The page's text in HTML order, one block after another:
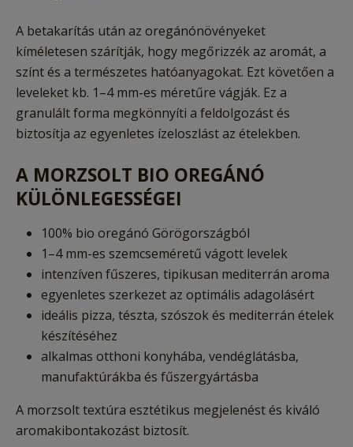
A betakarítás után az oregánónövényeket
kíméletesen szárítják, hogy megőrizzék az aromát, a
színt és a természetes hatóanyagokat. Ezt követően a
leveleket kb. 1–4 mm-es méretűre vágják. Ez a
granulált forma megkönnyíti a feldolgozást és
biztosítja az egyenletes ízeloszlást az ételekben.
A MORZSOLT BIO OREGÁNÓ
KÜLÖNLEGESSÉGEI
100% bio oregánó Görögországból
1–4 mm-es szemcseméretű vágott levelek
intenzíven fűszeres, tipikusan mediterrán aroma
egyenletes szerkezet az optimális adagolásért
ideális pizza, tészta, szószok és mediterrán ételek
készítéséhez
alkalmas otthoni konyhába, vendéglátásba,
manufaktúrákba és fűszergyártásba
A morzsolt textúra esztétikus megjelenést és kiváló
aromakibontakozást biztosít.